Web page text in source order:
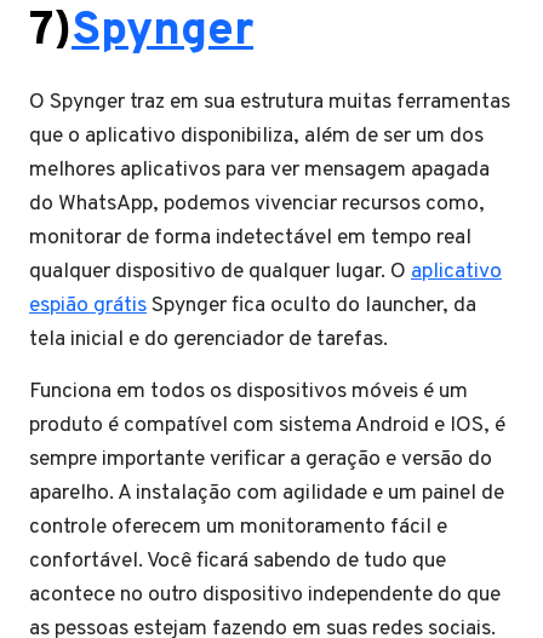
7)Spynger
O Spynger traz em sua estrutura muitas ferramentas
que o aplicativo disponibiliza, além de ser um dos
melhores aplicativos para ver mensagem apagada
do WhatsApp, podemos vivenciar recursos como,
monitorar de forma indetectável em tempo real
qualquer dispositivo de qualquer lugar. O aplicativo
espião grátisSpynger fica oculto do launcher, da
tela inicial e do gerenciador de tarefas.
Funciona em todos os dispositivos móveis é um
produto é compatível com sistema Android e IOS, é
sempre importante verificar a geração e versão do
aparelho. A instalação com agilidade e um painel de
controle oferecem um monitoramento fácil e
confortável. Você ficará sabendo de tudo que
acontece no outro dispositivo independente do que
as pessoas estejam fazendo em suas redes sociais.